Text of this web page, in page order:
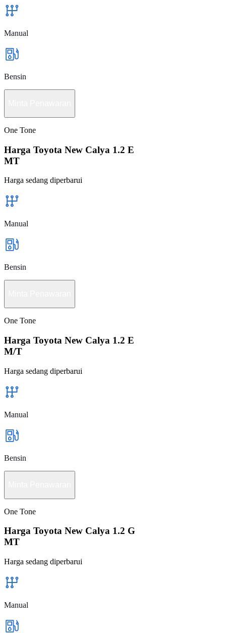
Manual
Bensin
One Tone
Harga Toyota New Calya 1.2 E
MT
Harga sedang diperbarui
Manual
Bensin
One Tone
Harga Toyota New Calya 1.2 E
M/T
Harga sedang diperbarui
Manual
Bensin
One Tone
Harga Toyota New Calya 1.2 G
MT
Harga sedang diperbarui
Manual